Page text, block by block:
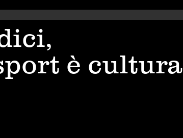
è cultura